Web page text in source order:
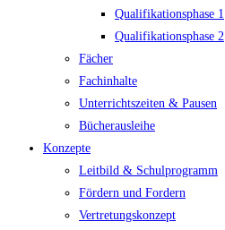
Qualifikationsphase 1
Qualifikationsphase 2
Fächer
Fachinhalte
Unterrichtszeiten & Pausen
Bücherausleihe
Konzepte
Leitbild & Schulprogramm
Fördern und Fordern
Vertretungskonzept